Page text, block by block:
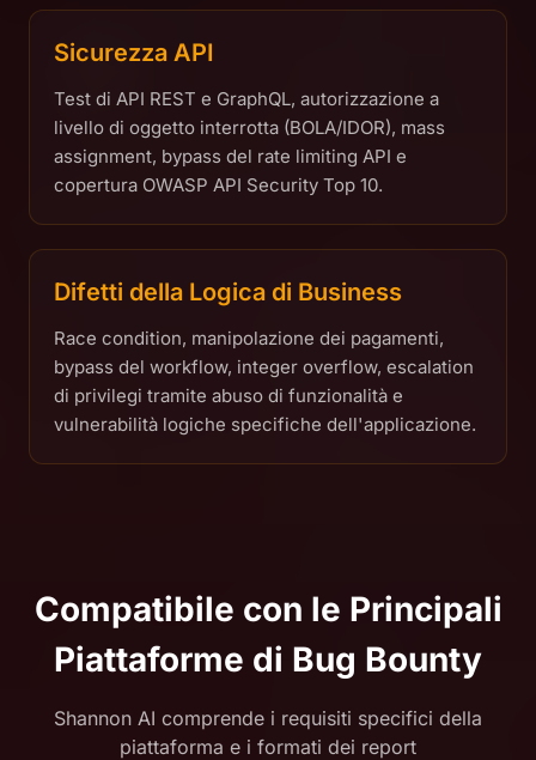
Sicurezza API
Test di API REST e GraphQL, autorizzazione a
livello di oggetto interrotta (BOLA/IDOR), mass
assignment, bypass del rate limiting API e
copertura OWASP API Security Top 10.
Difetti della Logica di Business
Race condition, manipolazione dei pagamenti,
bypass del workflow, integer overflow, escalation
di privilegi tramite abuso di funzionalità e
vulnerabilità logiche specifiche dell'applicazione.
Compatibile con le Principali
Piattaforme di Bug Bounty
Shannon AI comprende i requisiti specifici della
piattaforma e i formati dei report